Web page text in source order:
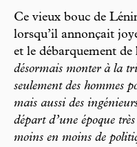
Ce vieux bouc de
lorsqu’il annonçait
et le débarquement de
désormais monter à la
seulement des hommes
mais aussi des
départ d’une époque
moins en moins de